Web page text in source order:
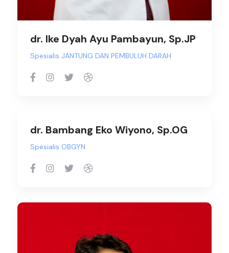
dr. Ike Dyah Ayu Pambayun, Sp.JP
Spesialis JANTUNG DAN PEMBULUH DARAH
dr. Bambang Eko Wiyono, Sp.OG
Spesialis OBGYN